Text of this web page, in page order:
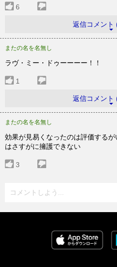
6
返信コメント
またの名を名無し
ラヴ・ミー・ドゥーーーー！！
1
返信コメント
またの名を名無し
効果が見易くなったのは評価する
はさすがに擁護できない
3
コメントしよう...